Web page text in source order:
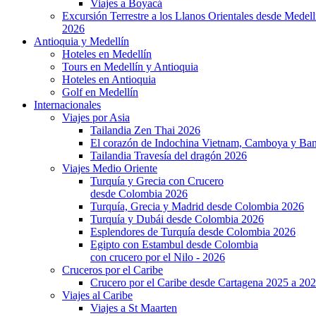
Viajes a Boyacá
Excursión Terrestre a los Llanos Orientales desde
2026
Antioquia y Medellín
Hoteles en Medellín
Tours en Medellín y Antioquia
Hoteles en Antioquia
Golf en Medellín
Internacionales
Viajes por Asia
Tailandia Zen Thai 2026
El corazón de Indochina Vietnam, Camboya y
Tailandia Travesía del dragón 2026
Viajes Medio Oriente
Turquía y Grecia con Crucero
desde Colombia 2026
Turquía, Grecia y Madrid desde Colombia 2026
Turquía y Dubái desde Colombia 2026
Esplendores de Turquía desde Colombia 2026
Egipto con Estambul desde Colombia
con crucero por el Nilo - 2026
Cruceros por el Caribe
Crucero por el Caribe desde Cartagena 2025 a
Viajes al Caribe
Viajes a St Maarten